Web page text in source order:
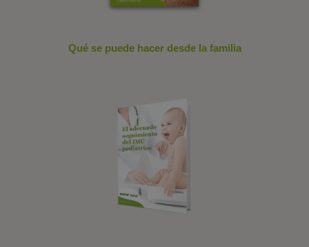
Qué se puede hacer desde la familia